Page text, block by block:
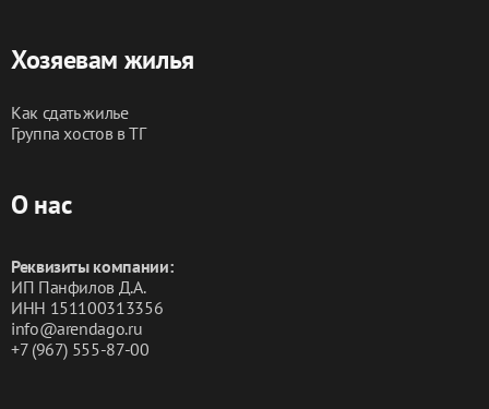
Хозяевам жилья
Как сдать жилье
Группа хостов в ТГ
О нас
Реквизиты компании:
ИП Панфилов Д.А.
ИНН 151100313356
info@arendago.ru
+7 (967) 555-87-00